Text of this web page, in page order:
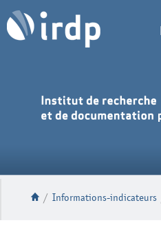
/ Informations-indicateurs